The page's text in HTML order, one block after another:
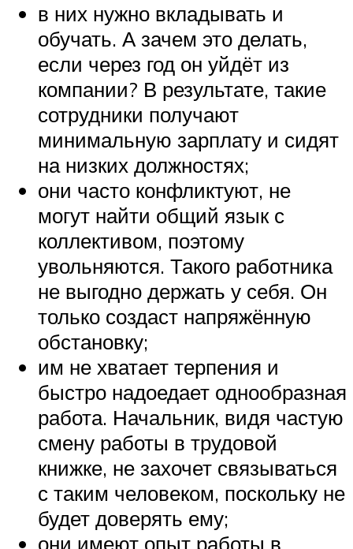
в них нужно вкладывать и
обучать. А зачем это делать,
если через год он уйдёт из
компании? В результате, такие
сотрудники получают
минимальную зарплату и сидят
на низких должностях;
они часто конфликтуют, не
могут найти общий язык с
коллективом, поэтому
увольняются. Такого работника
не выгодно держать у себя. Он
только создаст напряжённую
обстановку;
им не хватает терпения и
быстро надоедает однообразная
работа. Начальник, видя частую
смену работы в трудовой
книжке, не захочет связываться
с таким человеком, поскольку не
будет доверять ему;
они имеют опыт работы в